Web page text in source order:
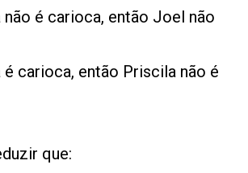
não é carioca, então Joel não
é carioca, então Priscila não é
que: